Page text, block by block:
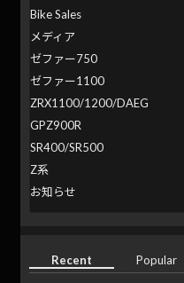
Bike Sales
メディア
ゼファー750
ゼファー1100
ZRX1100/1200/DAEG
GPZ900R
SR400/SR500
Z系
お知らせ
Recent Popular